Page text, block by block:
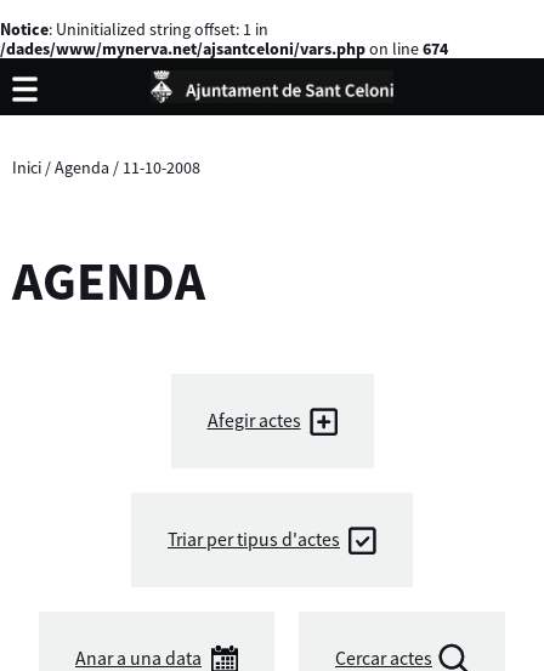
Notice: Uninitialized string offset: 1 in
/dades/www/mynerva.net/ajsantceloni/vars.phpon line674
Inici /Agenda / 11-10-2008
AGENDA
Afegir actes
Triar per tipus d'actes
Anar a una data Cercar actes